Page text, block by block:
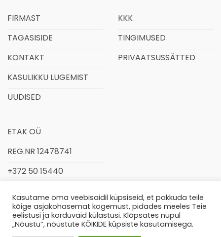
FIRMAST
TAGASISIDE
KONTAKT
KASULIKKU LUGEMIST
UUDISED
KKK
TINGIMUSED
PRIVAATSUSSÄTTED
ETAK OÜ
REG.NR 12478741
+372 50 15440
Kasutame oma veebisaidil küpsiseid, et pakkuda teile
kõige asjakohasemat kogemust, pidades meeles Teie
eelistusi ja korduvaid külastusi. Klõpsates nupul
„Nõustu”, nõustute KÕIKIDE küpsiste kasutamisega.